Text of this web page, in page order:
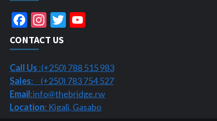
Facebook
Instagram
Twitter
CONTACT US
Call Us :(+250) 788 515 983
Sales: (+250) 783 754 527
Email:info@thebridge.rw
Location: Kigali, Gasabo